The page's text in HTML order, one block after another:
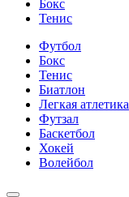
Бокс
Тенис
Футбол
Бокс
Тенис
Биатлон
Легкая атлетика
Футзал
Баскетбол
Хокей
Волейбол